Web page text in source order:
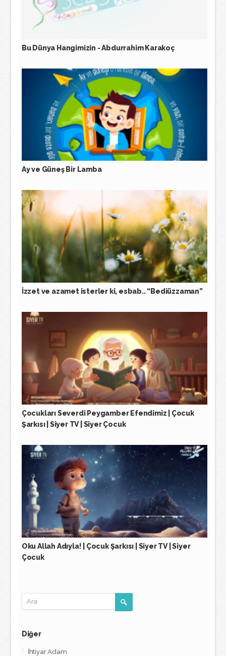
Bu Dünya Hangimizin - Abdurrahim Karakoç
Ay ve Güneş Bir Lamba
İzzet ve azamet isterler ki, esbab.. “Bediüzzaman”
Çocukları Severdi Peygamber Efendimiz | Çocuk
Şarkısı | Siyer TV | Siyer Çocuk
Oku Allah Adıyla! | Çocuk Şarkısı | Siyer TV | Siyer
Çocuk
Diğer
İhtiyar Adam